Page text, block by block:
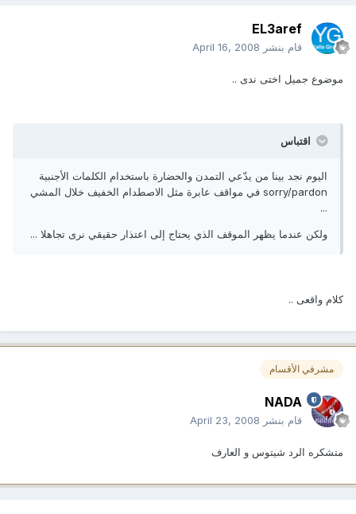
EL3aref
قام بنشر April 16, 2008
موضوع جميل اختى ندى ..
اقتباس
اليوم نجد بينا من يدّعي التمدن والحضارة باستخدام الكلمات الأجنبية
sorry/pardon في مواقف عابرة مثل الاصطدام الخفيف خلال المشي
...
ولكن عندما يظهر الموقف الذي يحتاج إلى اعتذار حقيقي نرى تجاهلا ...
كلام واقعى ..
مشرفي الأقسام
NADA
قام بنشر April 23, 2008
متشكره الرد شيتوس و العارف